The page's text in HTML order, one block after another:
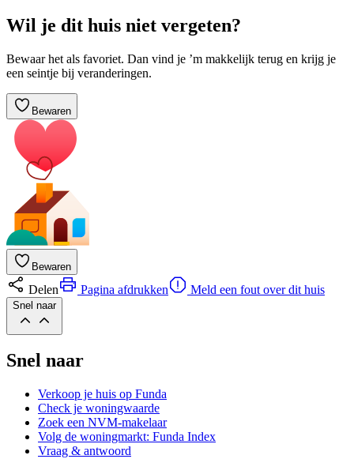
Wil je dit huis niet vergeten?
Bewaar het als favoriet. Dan vind je ’m makkelijk terug en krijg je
een seintje bij veranderingen.
Bewaren
Bewaren
Delen Pagina afdrukken Meld een fout over dit huis
Snel naar
Snel naar
Verkoop je huis op Funda
Check je woningwaarde
Zoek een NVM-makelaar
Volg de woningmarkt: Funda Index
Vraag & antwoord